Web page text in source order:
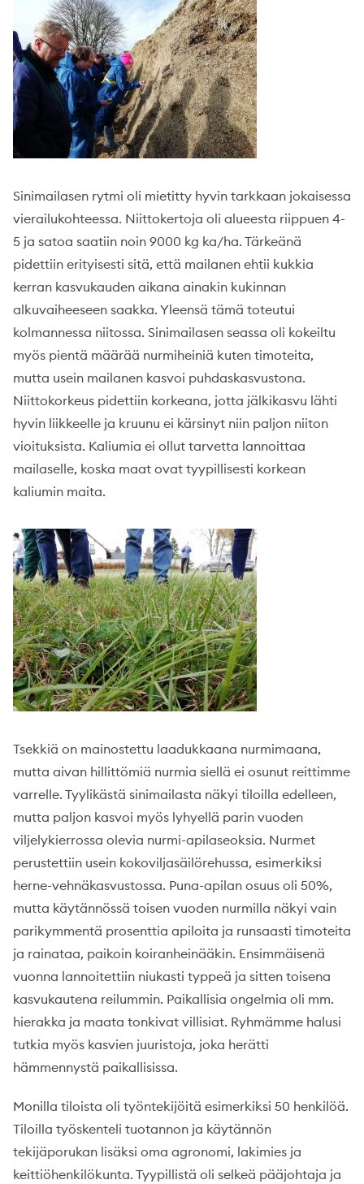
Sinimailasen rytmi oli mietitty hyvin tarkkaan jokaisessa
vierailukohteessa. Niittokertoja oli alueesta riippuen 4-
5 ja satoa saatiin noin 9000 kg ka/ha. Tärkeänä
pidettiin erityisesti sitä, että mailanen ehtii kukkia
kerran kasvukauden aikana ainakin kukinnan
alkuvaiheeseen saakka. Yleensä tämä toteutui
kolmannessa niitossa. Sinimailasen seassa oli kokeiltu
myös pientä määrää nurmiheiniä kuten timoteita,
mutta usein mailanen kasvoi puhdaskasvustona.
Niittokorkeus pidettiin korkeana, jotta jälkikasvu lähti
hyvin liikkeelle ja kruunu ei kärsinyt niin paljon niiton
vioituksista. Kaliumia ei ollut tarvetta lannoittaa
mailaselle, koska maat ovat tyypillisesti korkean
kaliumin maita.
Tsekkiä on mainostettu laadukkaana nurmimaana,
mutta aivan hillittömiä nurmia siellä ei osunut reittimme
varrelle. Tyylikästä sinimailasta näkyi tiloilla edelleen,
mutta paljon kasvoi myös lyhyellä parin vuoden
viljelykierrossa olevia nurmi-apilaseoksia. Nurmet
perustettiin usein kokoviljasäilörehussa, esimerkiksi
herne-vehnäkasvustossa. Puna-apilan osuus oli 50%,
mutta käytännössä toisen vuoden nurmilla näkyi vain
parikymmentä prosenttia apiloita ja runsaasti timoteita
ja rainataa, paikoin koiranheinääkin. Ensimmäisenä
vuonna lannoitettiin niukasti typpeä ja sitten toisena
kasvukautena reilummin. Paikallisia ongelmia oli mm.
hierakka ja maata tonkivat villisiat. Ryhmämme halusi
tutkia myös kasvien juuristoja, joka herätti
hämmennystä paikallisissa.
Monilla tiloista oli työntekijöitä esimerkiksi 50 henkilöä.
Tiloilla työskenteli tuotannon ja käytännön
tekijäporukan lisäksi oma agronomi, lakimies ja
keittiöhenkilökunta. Tyypillistä oli selkeä pääjohtaja ja